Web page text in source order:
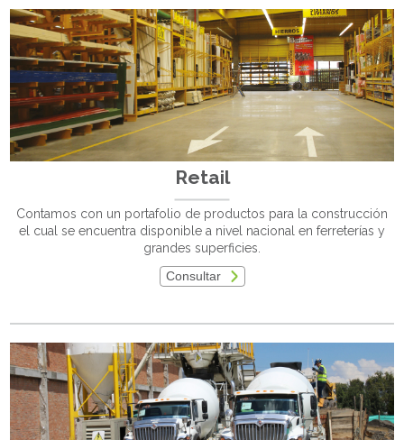
Retail
Contamos con un portafolio de productos para la construcción
el cual se encuentra disponible a nivel nacional en ferreterías y
grandes superficies.
Consultar